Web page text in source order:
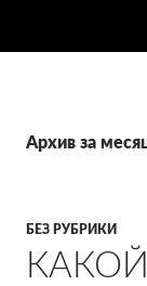
Архив за
БЕЗ РУБРИКИ